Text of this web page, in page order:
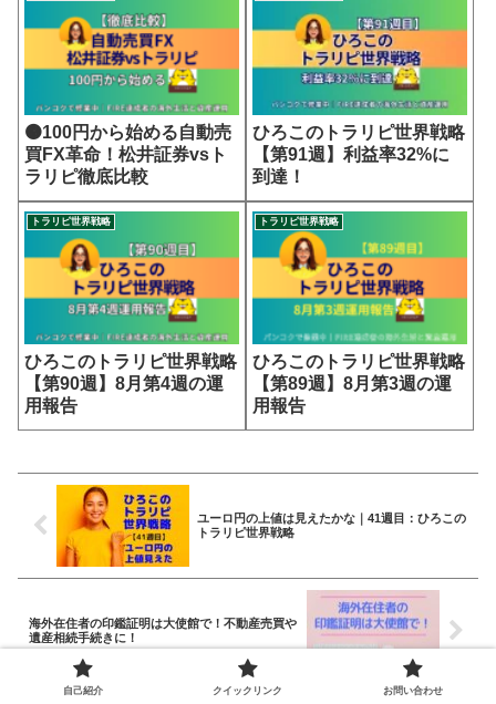
🟠100円から始める自動売
買FX革命！松井証券vsト
ラリピ徹底比較
ひろこのトラリピ世界戦略
【第91週】利益率32%に
到達！
トラリピ世界戦略
ひろこのトラリピ世界戦略
【第90週】8月第4週の運
用報告
トラリピ世界戦略
ひろこのトラリピ世界戦略
【第89週】8月第3週の運
用報告
ユーロ円の上値は見えたかな｜41週目：ひろこの
トラリピ世界戦略
海外在住者の印鑑証明は大使館で！不動産売買や
遺産相続手続きに！
自己紹介 クイックリンク お問い合わせ